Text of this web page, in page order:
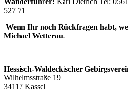
527 71
Wenn Ihr noch Rückfragen habt,
Michael Wetterau.
Hessisch-Waldeckischer
Wilhelmsstraße 19
34117 Kassel